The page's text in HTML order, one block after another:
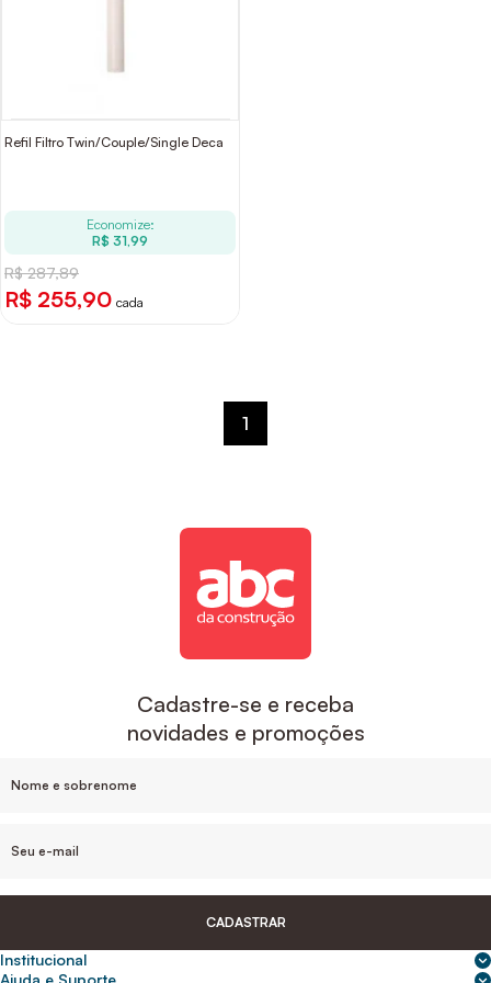
Refil Filtro Twin/Couple/Single Deca
Economize:
R$ 31,99
R$ 287,89
R$ 255,90 cada
1
Cadastre-se e receba
novidades e promoções
CADASTRAR
Institucional
Sobre nós
Ajuda e Suporte